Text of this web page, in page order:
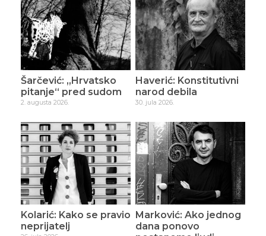
Šarčević: „Hrvatsko
pitanje“ pred sudom
2. augusta 2026.
Haverić: Konstitutivni
narod debila
30. jula 2026.
Kolarić: Kako se pravio
neprijatelj
Marković: Ako jednog
dana ponovo